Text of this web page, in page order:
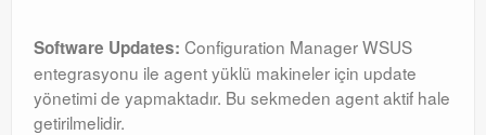
Software Updates: Configuration Manager WSUS
entegrasyonu ile agent yüklü makineler için update
yönetimi de yapmaktadır. Bu sekmeden agent aktif hale
getirilmelidir.